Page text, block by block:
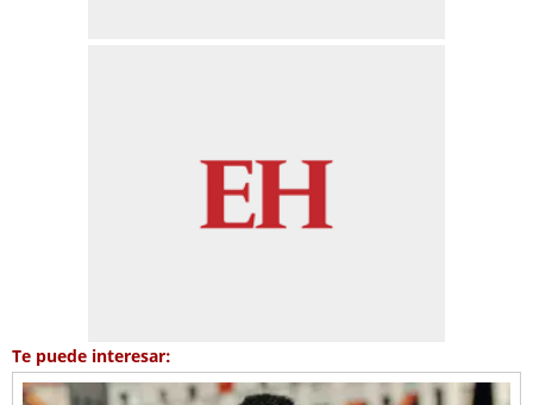
Te puede interesar: